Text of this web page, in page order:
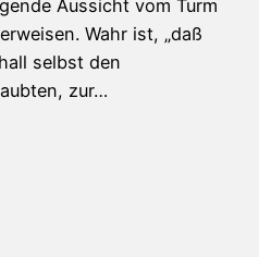
Aussicht vom Turm
Wahr ist, „daß
selbst den
zur…